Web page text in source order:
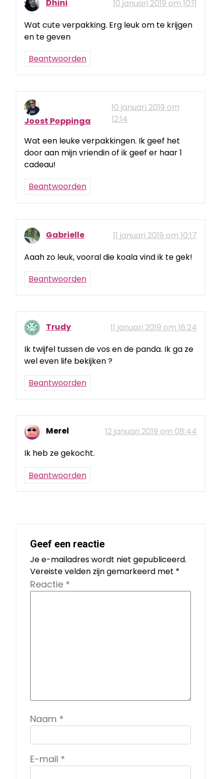
Dhini
10 januari 2019 om 10:11
Wat cute verpakking. Erg leuk om te krijgen
en te geven
Beantwoorden
Joost Poppinga
10 januari 2019 om
12:14
Wat een leuke verpakkingen. Ik geef het
door aan mijn vriendin of ik geef er haar 1
cadeau!
Beantwoorden
Gabrielle
11 januari 2019 om 10:17
Aaah zo leuk, vooral die koala vind ik te gek!
Beantwoorden
Trudy
11 januari 2019 om 16:24
Ik twijfel tussen de vos en de panda. Ik ga ze
wel even life bekijken ?
Beantwoorden
Merel
12 januari 2019 om 08:44
Ik heb ze gekocht.
Beantwoorden
Geef een reactie
Je e-mailadres wordt niet gepubliceerd.
Vereiste velden zijn gemarkeerd met *
Reactie *
Naam *
E-mail *